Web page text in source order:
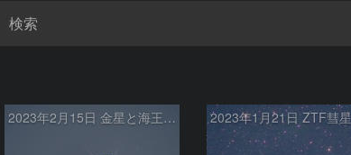
検索
2023年2月15日 金星と海王星の接近 2023年1月21日 ZTF彗星